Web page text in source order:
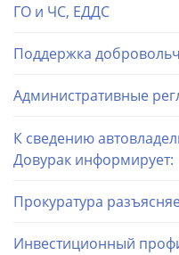
ГО и ЧС, ЕДДС
Поддержка
Административные
К сведению
Довурак информирует:
Прокуратура
Инвестиционный